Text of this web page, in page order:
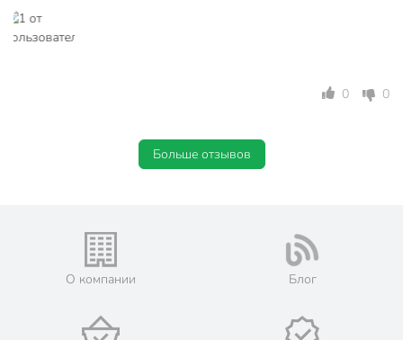
0 0
Больше отзывов
О компании Блог